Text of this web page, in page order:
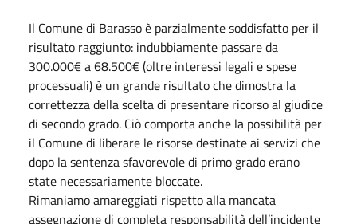
Il Comune di Barasso è parzialmente soddisfatto per il
risultato raggiunto: indubbiamente passare da
300.000€ a 68.500€ (oltre interessi legali e spese
processuali) è un grande risultato che dimostra la
correttezza della scelta di presentare ricorso al giudice
di secondo grado. Ciò comporta anche la possibilità per
il Comune di liberare le risorse destinate ai servizi che
dopo la sentenza sfavorevole di primo grado erano
state necessariamente bloccate.
Rimaniamo amareggiati rispetto alla mancata
assegnazione di completa responsabilità dell’incidente